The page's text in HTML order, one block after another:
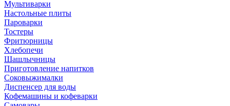
Мультиварки
Настольные плиты
Пароварки
Тостеры
Фритюрницы
Хлебопечи
Шашлычницы
Приготовление напитков
Соковыжималки
Диспенсер для воды
Кофемашины и кофеварки